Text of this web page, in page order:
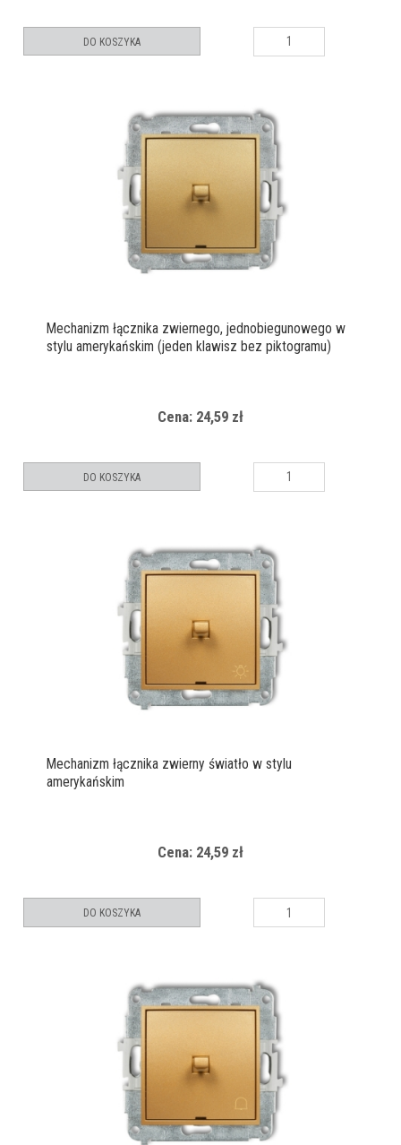
DO KOSZYKA
Mechanizm łącznika zwiernego, jednobiegunowego w
stylu amerykańskim (jeden klawisz bez piktogramu)
Cena: 24,59 zł
DO KOSZYKA
Mechanizm łącznika zwierny światło w stylu
amerykańskim
Cena: 24,59 zł
DO KOSZYKA